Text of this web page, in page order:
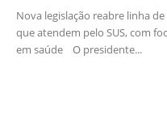
Nova legislação reabre linha
que atendem pelo SUS, com
em saúde O presidente...